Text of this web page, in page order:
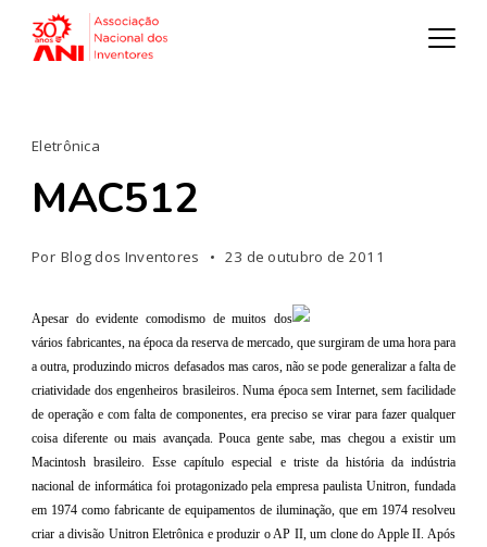
Eletrônica
MAC512
Por Blog dos Inventores 23 de outubro de 2011
Apesar do evidente comodismo de muitos dos
vários fabricantes, na época da reserva de mercado, que surgiram de uma hora para
a outra, produzindo micros defasados mas caros, não se pode generalizar a falta de
criatividade dos engenheiros brasileiros. Numa época sem Internet, sem facilidade
de operação e com falta de componentes, era preciso se virar para fazer qualquer
coisa diferente ou mais avançada. Pouca gente sabe, mas chegou a existir um
Macintosh brasileiro. Esse capítulo especial e triste da história da indústria
nacional de informática foi protagonizado pela empresa paulista Unitron, fundada
em 1974 como fabricante de equipamentos de iluminação, que em 1974 resolveu
criar a divisão Unitron Eletrônica e produzir o AP II, um clone do Apple II. Após